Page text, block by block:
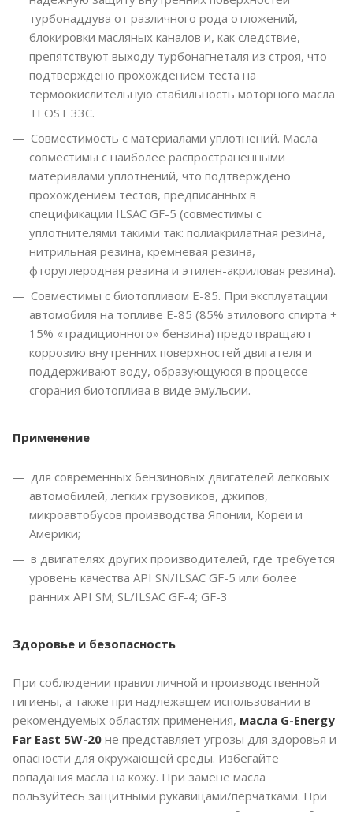
турбонаддува от различного рода отложений,
блокировки масляных каналов и, как следствие,
препятствуют выходу турбонагнеталя из строя, что
подтверждено прохождением теста на
термоокислительную стабильность моторного масла
TEOST 33C.
Совместимость с материалами уплотнений. Масла
совместимы с наиболее распространёнными
материалами уплотнений, что подтверждено
прохождением тестов, предписанных в
спецификации ILSAC GF-5 (совместимы с
уплотнителями такими так: полиакрилатная резина,
нитрильная резина, кремневая резина,
фторуглеродная резина и этилен-акриловая резина).
Совместимы с биотопливом Е-85. При эксплуатации
автомобиля на топливе Е-85 (85% этилового спирта +
15% «традиционного» бензина) предотвращают
коррозию внутренних поверхностей двигателя и
поддерживают воду, образующуюся в процессе
сгорания биотоплива в виде эмульсии.
Применение
для современных бензиновых двигателей легковых
автомобилей, легких грузовиков, джипов,
микроавтобусов производства Японии, Кореи и
Америки;
в двигателях других производителей, где требуется
уровень качества API SN/ILSAC GF-5 или более
ранних API SM; SL/ILSAC GF-4; GF-3
Здоровье и безопасность
При соблюдении правил личной и производственной
гигиены, а также при надлежащем использовании в
рекомендуемых областях применения, масла G-Energy
Far East 5W-20 не представляет угрозы для здоровья и
опасности для окружающей среды. Избегайте
попадания масла на кожу. При замене масла
пользуйтесь защитными рукавицами/перчатками. При